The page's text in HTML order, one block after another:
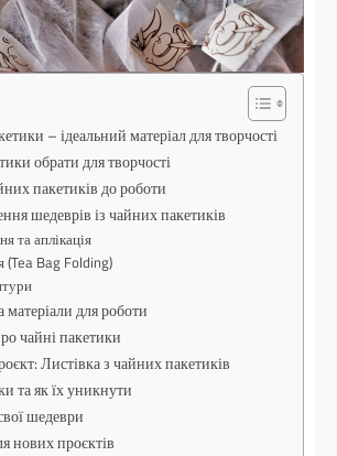
– ідеальний матеріал для творчості
обрати для творчості
пакетиків до роботи
шедеврів із чайних пакетиків
та аплікація
(Tea Bag Folding)
матеріали для роботи
чайні пакетики
Листівка з чайних пакетиків
та як їх уникнути
шедеври
нових проєктів